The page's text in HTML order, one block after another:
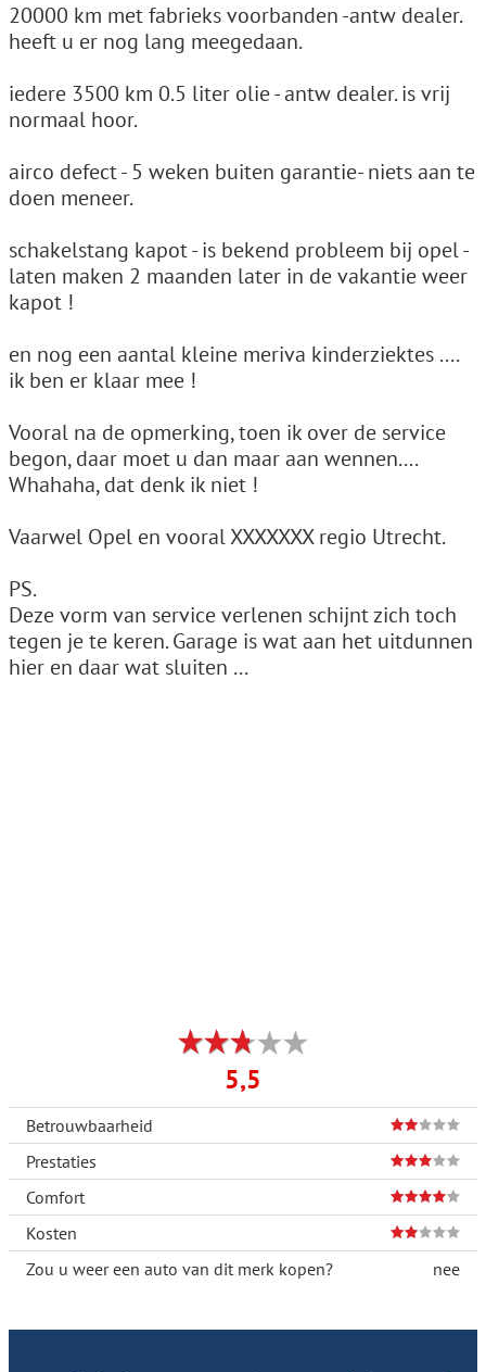
20000 km met fabrieks voorbanden -antw dealer.
heeft u er nog lang meegedaan.
iedere 3500 km 0.5 liter olie - antw dealer. is vrij
normaal hoor.
airco defect - 5 weken buiten garantie- niets aan te
doen meneer.
schakelstang kapot - is bekend probleem bij opel -
laten maken 2 maanden later in de vakantie weer
kapot !
en nog een aantal kleine meriva kinderziektes ....
ik ben er klaar mee !
Vooral na de opmerking, toen ik over de service
begon, daar moet u dan maar aan wennen....
Whahaha, dat denk ik niet !
Vaarwel Opel en vooral XXXXXXX regio Utrecht.
PS.
Deze vorm van service verlenen schijnt zich toch
tegen je te keren. Garage is wat aan het uitdunnen
hier en daar wat sluiten ...
5,5
Betrouwbaarheid
Prestaties
Comfort
Kosten
Zou u weer een auto van dit merk kopen?
nee